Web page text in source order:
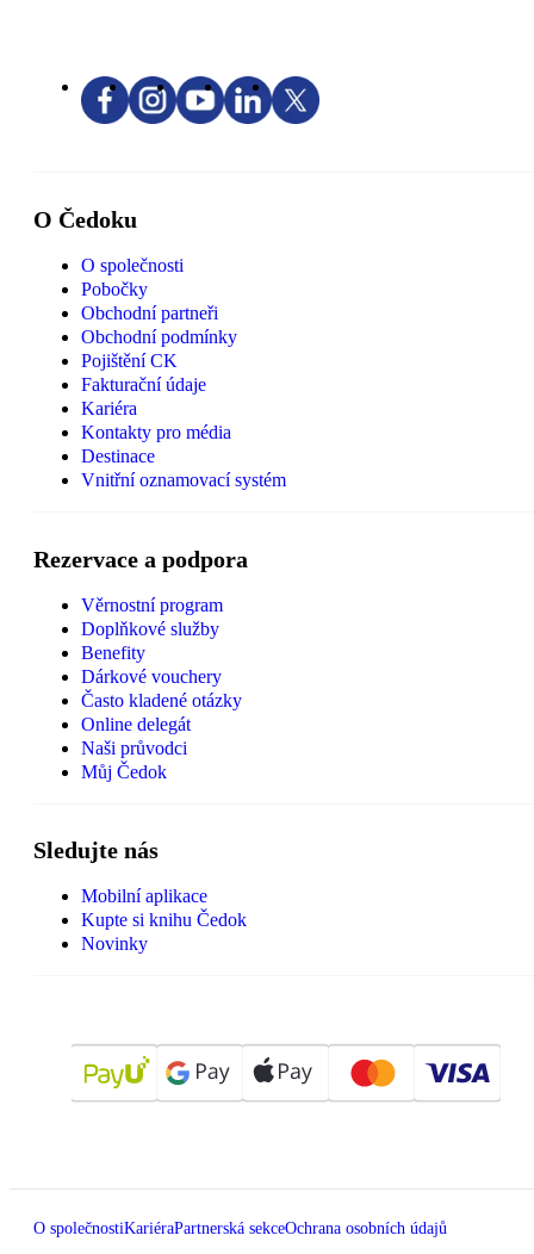
O Čedoku
O společnosti
Pobočky
Obchodní partneři
Obchodní podmínky
Pojištění CK
Fakturační údaje
Kariéra
Kontakty pro média
Destinace
Vnitřní oznamovací systém
Rezervace a podpora
Věrnostní program
Doplňkové služby
Benefity
Dárkové vouchery
Často kladené otázky
Online delegát
Naši průvodci
Můj Čedok
Sledujte nás
Mobilní aplikace
Kupte si knihu Čedok
Novinky
O společnostiKariéraPartnerská sekceOchrana osobních údajů